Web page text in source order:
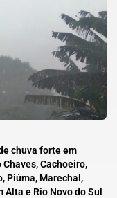
chuva forte em
Cachoeiro,
Piúma, Marechal,
Alta e Rio Novo do Sul